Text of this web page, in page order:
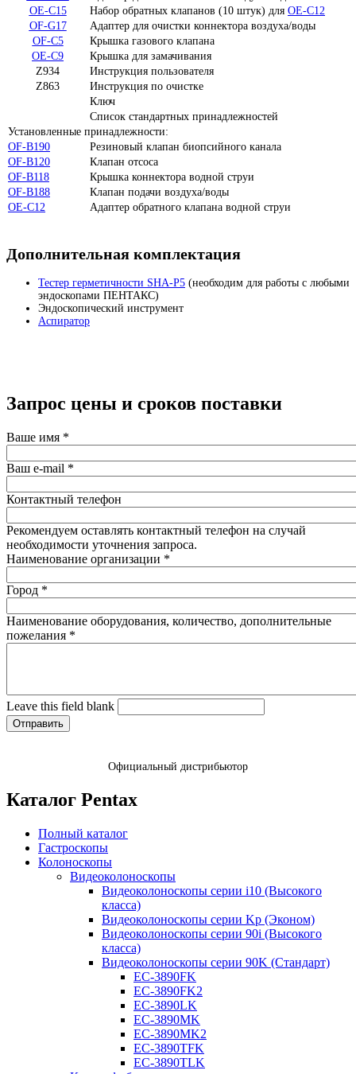
OE-C15
Набор обратных клапанов (10 штук) для OE-C12
OF-G17
Адаптер для очистки коннектора воздуха/воды
OF-C5
Крышка газового клапана
OE-C9
Крышка для замачивания
Z934
Инструкция пользователя
Z863
Инструкция по очистке
Ключ
Список стандартных принадлежностей
Установленные принадлежности:
OF-B190
Резиновый клапан биопсийного канала
OF-B120
Клапан отсоса
OF-B118
Крышка коннектора водной струи
OF-B188
Клапан подачи воздуха/воды
OE-C12
Адаптер обратного клапана водной струи
Дополнительная комплектация
Тестер герметичности SHA-P5 (необходим для работы с любыми
эндоскопами ПЕНТАКС)
Эндоскопический инструмент
Аспиратор
Запрос цены и сроков поставки
Ваше имя *
Ваш e-mail *
Контактный телефон
Рекомендуем оставлять контактный телефон на случай
необходимости уточнения запроса.
Наименование организации *
Город *
Наименование оборудования, количество, дополнительные
пожелания *
Leave this field blank
Официальный дистрибьютор
Каталог Pentax
Полный каталог
Гастроскопы
Колоноскопы
Видеоколоноскопы
Видеоколоноскопы серии i10 (Высокого
класса)
Видеоколоноскопы серии Kp (Эконом)
Видеоколоноскопы серии 90i (Высокого
класса)
Видеоколоноскопы серии 90K (Стандарт)
EC-3890FK
EC-3890FK2
EC-3890LK
EC-3890MK
EC-3890MK2
EC-3890TFK
EC-3890TLK